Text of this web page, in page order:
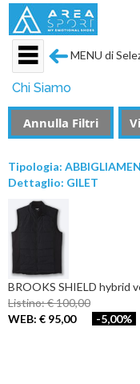
MENU di
Chi Siamo
Annulla Filtri
Tipologia:
Dettaglio: GILET
BROOKS SHIELD hybrid
Listino: € 100,00
WEB: € 95,00
-5,00%